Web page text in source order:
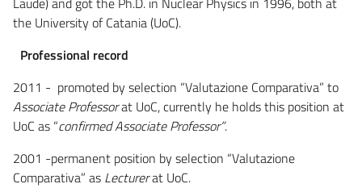
the University of Catania (UoC).
Professional record
2011 - promoted by selection “Valutazione Comparativa” to
Associate Professorat UoC, currently he holds this position at
UoC as “confirmed Associate Professor”.
2001 -permanent position by selection “Valutazione
Comparativa” as Lecturerat UoC.